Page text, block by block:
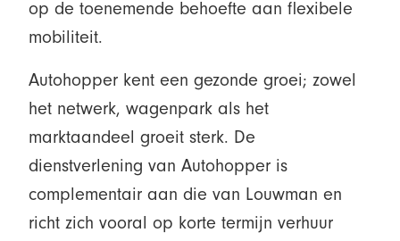
op de toenemende behoefte aan flexibele
mobiliteit.
Autohopper kent een gezonde groei; zowel
het netwerk, wagenpark als het
marktaandeel groeit sterk. De
dienstverlening van Autohopper is
complementair aan die van Louwman en
richt zich vooral op korte termijn verhuur